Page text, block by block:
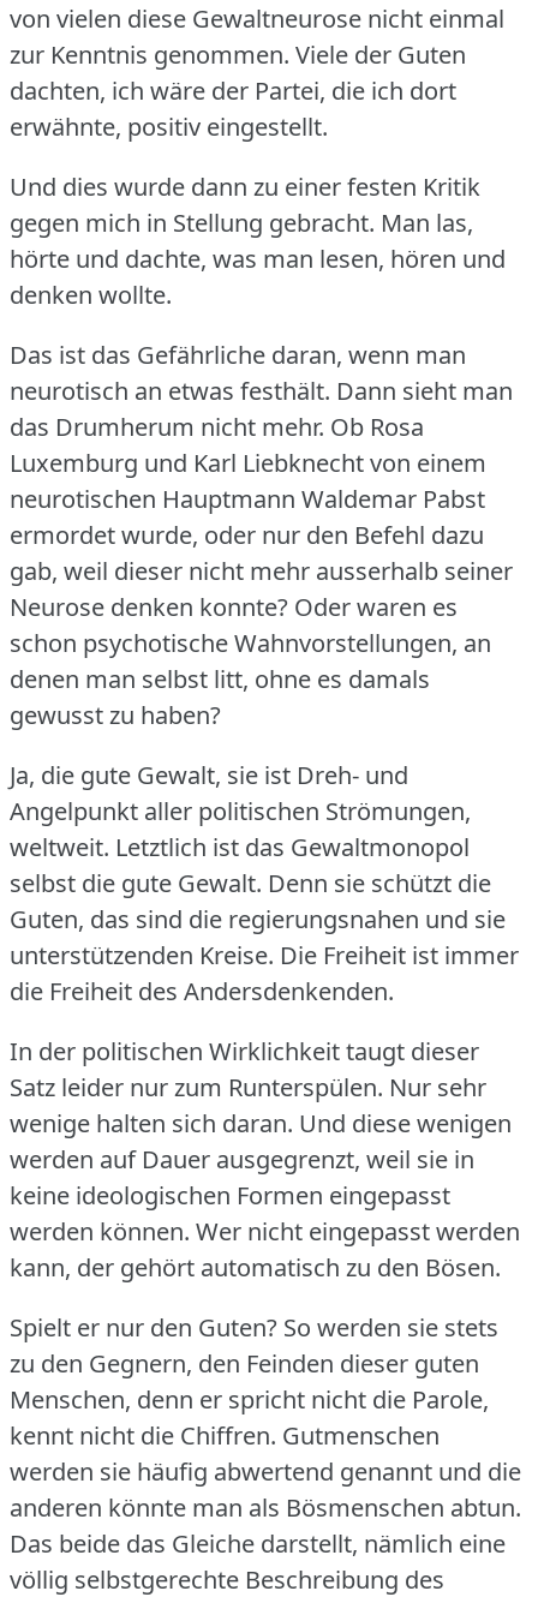
von vielen diese Gewaltneurose nicht einmal
zur Kenntnis genommen. Viele der Guten
dachten, ich wäre der Partei, die ich dort
erwähnte, positiv eingestellt.
Und dies wurde dann zu einer festen Kritik
gegen mich in Stellung gebracht. Man las,
hörte und dachte, was man lesen, hören und
denken wollte.
Das ist das Gefährliche daran, wenn man
neurotisch an etwas festhält. Dann sieht man
das Drumherum nicht mehr. Ob Rosa
Luxemburg und Karl Liebknecht von einem
neurotischen Hauptmann Waldemar Pabst
ermordet wurde, oder nur den Befehl dazu
gab, weil dieser nicht mehr ausserhalb seiner
Neurose denken konnte? Oder waren es
schon psychotische Wahnvorstellungen, an
denen man selbst litt, ohne es damals
gewusst zu haben?
Ja, die gute Gewalt, sie ist Dreh- und
Angelpunkt aller politischen Strömungen,
weltweit. Letztlich ist das Gewaltmonopol
selbst die gute Gewalt. Denn sie schützt die
Guten, das sind die regierungsnahen und sie
unterstützenden Kreise. Die Freiheit ist immer
die Freiheit des Andersdenkenden.
In der politischen Wirklichkeit taugt dieser
Satz leider nur zum Runterspülen. Nur sehr
wenige halten sich daran. Und diese wenigen
werden auf Dauer ausgegrenzt, weil sie in
keine ideologischen Formen eingepasst
werden können. Wer nicht eingepasst werden
kann, der gehört automatisch zu den Bösen.
Spielt er nur den Guten? So werden sie stets
zu den Gegnern, den Feinden dieser guten
Menschen, denn er spricht nicht die Parole,
kennt nicht die Chiffren. Gutmenschen
werden sie häufig abwertend genannt und die
anderen könnte man als Bösmenschen abtun.
Das beide das Gleiche darstellt, nämlich eine
völlig selbstgerechte Beschreibung des